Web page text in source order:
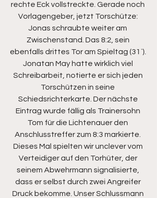
rechte Eck vollstreckte. Gerade noch
Vorlagengeber, jetzt Torschütze:
Jonas schraubte weiter am
Zwischenstand. Das 8:2, sein
ebenfalls drittes Tor am Spieltag (31`).
Jonatan May hatte wirklich viel
Schreibarbeit, notierte er sich jeden
Torschützen in seine
Schiedsrichterkarte. Der nächste
Eintrag wurde fällig als Trainersohn
Tom für die Lichtenauer den
Anschlusstreffer zum 8:3 markierte.
Dieses Mal spielten wir unclever vom
Verteidiger auf den Torhüter, der
seinem Abwehrmann signalisierte,
dass er selbst durch zwei Angreifer
Druck bekomme. Unser Schlussmann